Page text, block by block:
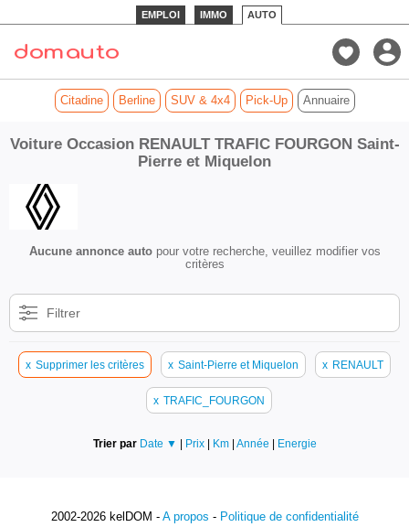
EMPLOI IMMO AUTO
Citadine Berline SUV & 4x4 Pick-Up Annuaire
Voiture Occasion RENAULT TRAFIC FOURGON Saint-
Pierre et Miquelon
Aucune annonce autopour votre recherche, veuillez modifier vos
critères
Filtrer
x Supprimer les critères x Saint-Pierre et Miquelon x RENAULT
x TRAFIC_FOURGON
Trier par Date ▼ | Prix | Km | Année | Energie
2002-2026 kelDOM - A propos - Politique de confidentialité